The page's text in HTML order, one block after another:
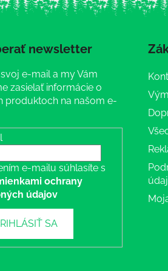
newsletter
e-mail a my Vám
zasielať informácie o
produktoch na našom e-
e-mailu súhlasíte s
ochrany
údajov
SA